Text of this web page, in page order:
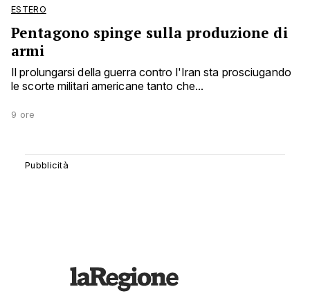
ESTERO
Pentagono spinge sulla produzione di
armi
Il prolungarsi della guerra contro l'Iran sta prosciugando
le scorte militari americane tanto che...
9 ore